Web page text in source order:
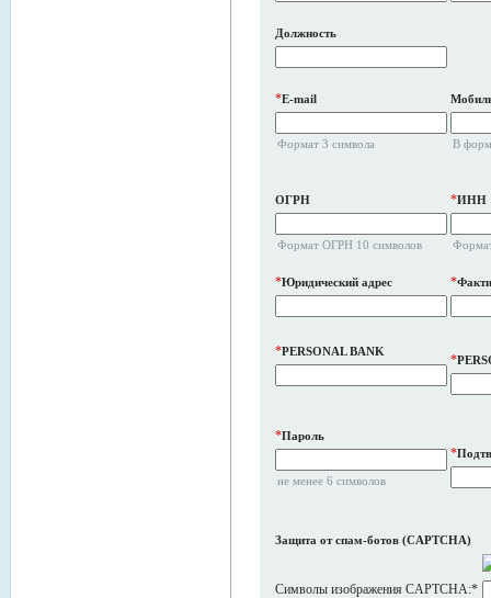
Должность
*E-mail
Формат 3 символа В
ОГРН
Формат ОГРН 10 символов
*ИНН
*Юридический адрес *
*PERSONAL BANK
*
*Пароль
не менее 6 символов
*
Защита от спам-ботов (CAPTCHA)
Символы изображения CAPTCHA:*